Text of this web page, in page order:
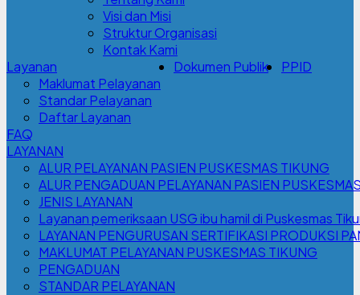
Visi dan Misi
Struktur Organisasi
Kontak Kami
Layanan
Maklumat Pelayanan
Standar Pelayanan
Daftar Layanan
Dokumen Publik PPID
FAQ
LAYANAN
ALUR PELAYANAN PASIEN PUSKESMAS TIKUNG
ALUR PENGADUAN PELAYANAN PASIEN
JENIS LAYANAN
Layanan pemeriksaan USG ibu hamil di Puskesmas
LAYANAN PENGURUSAN SERTIFIKASI PRODUKSI
MAKLUMAT PELAYANAN PUSKESMAS TIKUNG
PENGADUAN
STANDAR PELAYANAN